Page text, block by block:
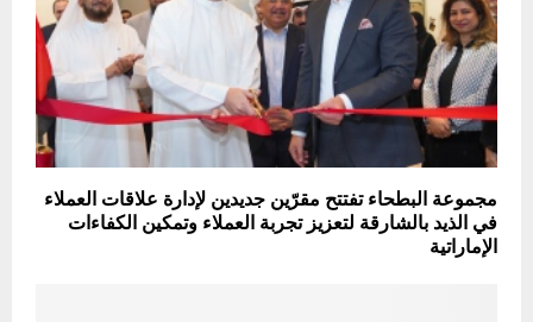
مجموعة البطحاء تفتتح مقرّين جديدين لإدارة علاقات العملاء
في الذيد بالشارقة لتعزيز تجربة العملاء وتمكين الكفاءات
الإماراتية